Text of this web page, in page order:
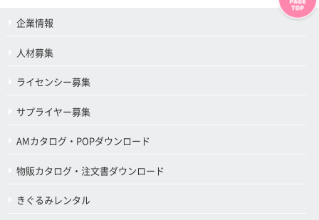
企業情報
人材募集
ライセンシー募集
サプライヤー募集
AMカタログ・POPダウンロード
物販カタログ・注文書ダウンロード
きぐるみレンタル